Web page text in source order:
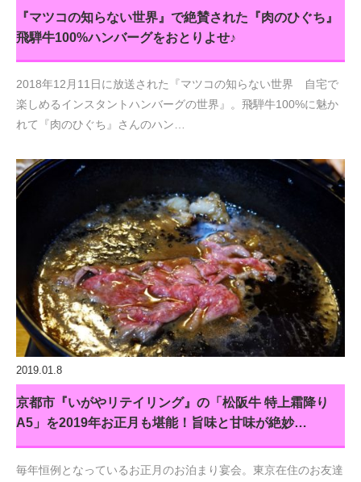
『マツコの知らない世界』で絶賛された『肉のひぐち』
飛騨牛100%ハンバーグをおとりよせ♪
2018年12月11日に放送された『マツコの知らない世界 自宅で
楽しめるインスタントハンバーグの世界』。飛騨牛100%に魅か
れて『肉のひぐち』さんのハン…
2019.01.8
京都市『いがやリテイリング』の「松阪牛 特上霜降り
A5」を2019年お正月も堪能！旨味と甘味が絶妙…
毎年恒例となっているお正月のお泊まり宴会。東京在住のお友達